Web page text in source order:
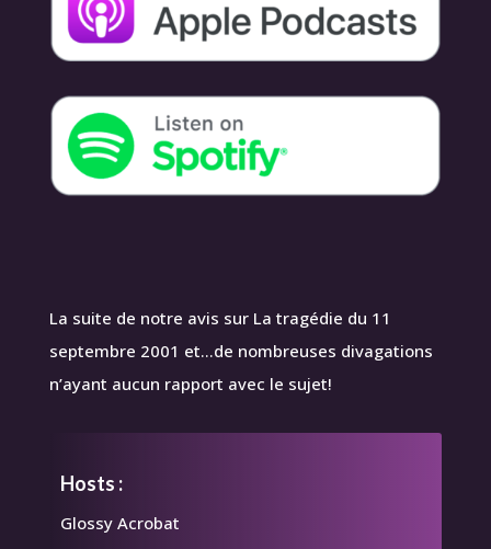
La suite de notre avis sur La tragédie du 11
septembre 2001 et…de nombreuses divagations
n’ayant aucun rapport avec le sujet!
Hosts :
Glossy Acrobat